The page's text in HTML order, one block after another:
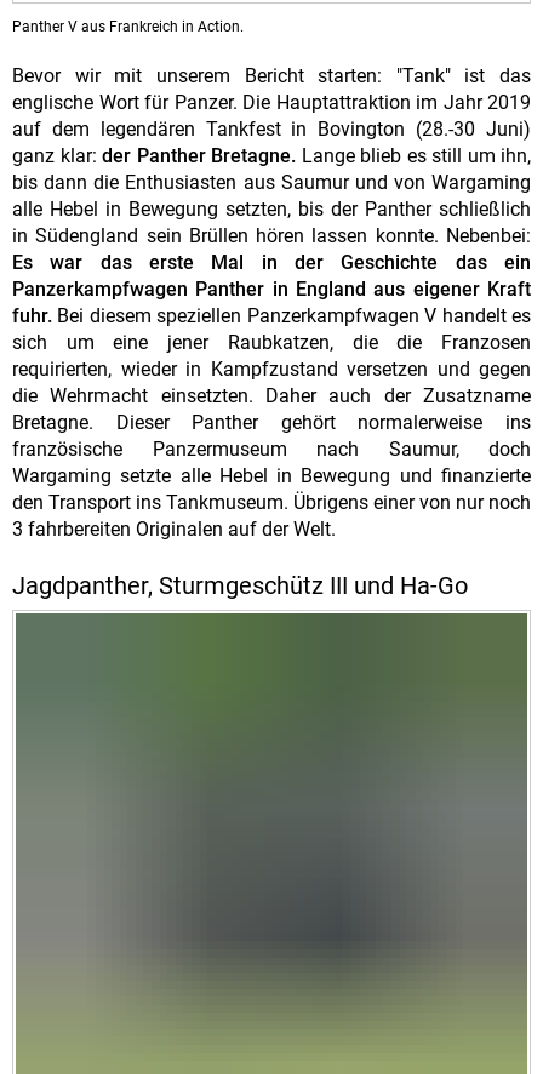
Panther V aus Frankreich in Action.
Bevor wir mit unserem Bericht starten: "Tank" ist das
englische Wort für Panzer. Die Hauptattraktion im Jahr 2019
auf dem legendären Tankfest in Bovington (28.-30 Juni)
ganz klar: der Panther Bretagne. Lange blieb es still um ihn,
bis dann die Enthusiasten aus Saumur und von Wargaming
alle Hebel in Bewegung setzten, bis der Panther schließlich
in Südengland sein Brüllen hören lassen konnte. Nebenbei:
Es war das erste Mal in der Geschichte das ein
Panzerkampfwagen Panther in England aus eigener Kraft
fuhr. Bei diesem speziellen Panzerkampfwagen V handelt es
sich um eine jener Raubkatzen, die die Franzosen
requirierten, wieder in Kampfzustand versetzen und gegen
die Wehrmacht einsetzten. Daher auch der Zusatzname
Bretagne. Dieser Panther gehört normalerweise ins
französische Panzermuseum nach Saumur, doch
Wargaming setzte alle Hebel in Bewegung und finanzierte
den Transport ins Tankmuseum. Übrigens einer von nur noch
3 fahrbereiten Originalen auf der Welt.
Jagdpanther, Sturmgeschütz III und Ha-Go